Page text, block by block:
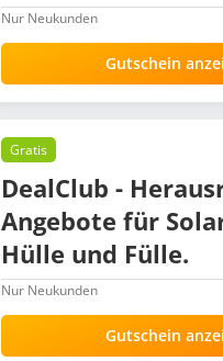
Nur Neukunden
Gutschein
Gratis
DealClub -
Angebote für
Hülle und Fülle.
Nur Neukunden
Gutschein